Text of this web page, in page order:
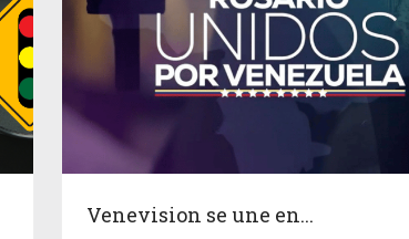
Venevision se une en...